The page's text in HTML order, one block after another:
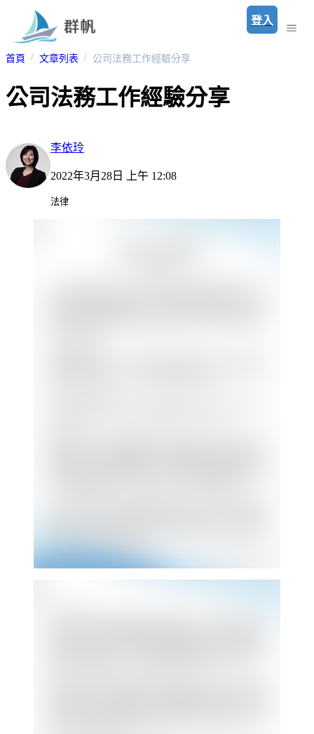
登入
首頁 文章列表 公司法務工作經驗分享
公司法務工作經驗分享
李依玲
2022年3月28日 上午 12:08
法律